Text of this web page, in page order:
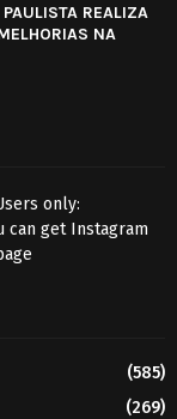
REALIZA
NA
only:
can get Instagram
(585)
(269)